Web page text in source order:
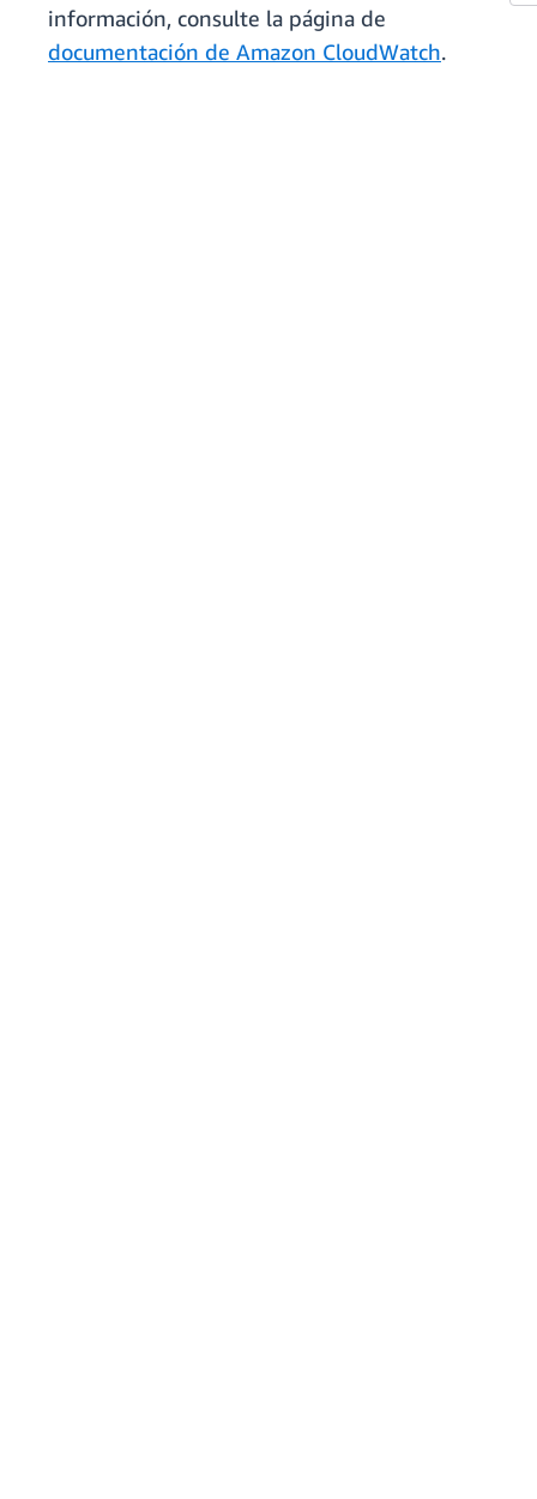
información, consulte la página de
documentación de Amazon CloudWatch.